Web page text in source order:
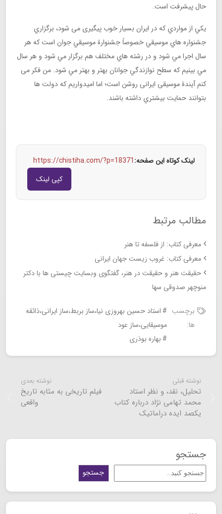
حال پيشرفت است.
يكي از مواردي كه در ايران بسیار خوب پیگیری می شود، برگزاري
جشنواره هاي موسيقي خصوصاً جشنوارة موسيقي جوان است كه هر
سال اجرا مي شود و در رشته هاي مختلف هم برگزار مي شود و هر سال
مي بينيم كه سطح نوازندگي جوانان بهتر و بهتر مي شود. من فکر می
کنم آيندة موسیقی ایرانی روشن است؛ اما اميدواريم كه دولت ها
بتوانند حمايت بيشتري داشته باشند.
لینک کوتاه این صفحه:https://chistiha.com/?p=18371
کپی لینک
مطالب مرتبط
معرفی کتاب: از فلسفه تا هنر
معرفی کتاب: غروب زیست جهان ایرانی
حقیقت هنر و حقیقت در هنر، گفتگوی وبسایت چیستی ها با دکتر
منوچهر صدوقی سها
برچسب
ها:
استاد حسین بهروزی نیا،ساز بربط،ساز ایرانی،ذائقه
موسیقایی،ساز عود
بهاره بوذری
نوشته قبلی
تحلیل، نقد، و نظر استاد
محمد تهامی نژاد درباره کتاب
یکصد ایده دراماتیک
نوشته بعدی
فیلم تاریخی به مثابه تاریخ
واقعی
جستجو
جستجو